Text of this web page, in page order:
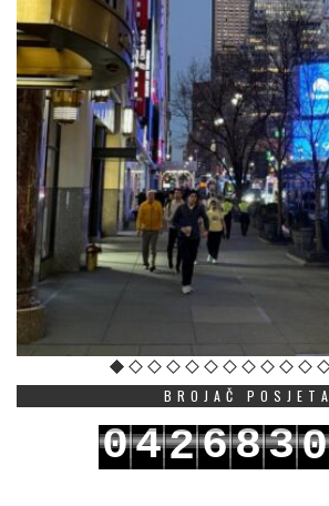
BROJAČ POSJETA
0426830